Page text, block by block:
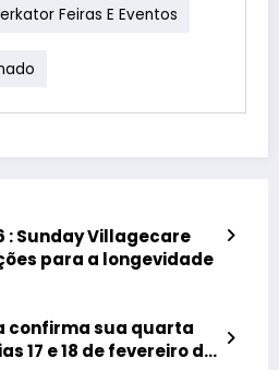
Feiras E Eventos
: Sunday Villagecare
para a longevidade
confirma sua quarta
17 e 18 de fevereiro de